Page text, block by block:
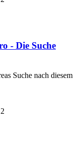
- Die Suche
Suche nach diesem